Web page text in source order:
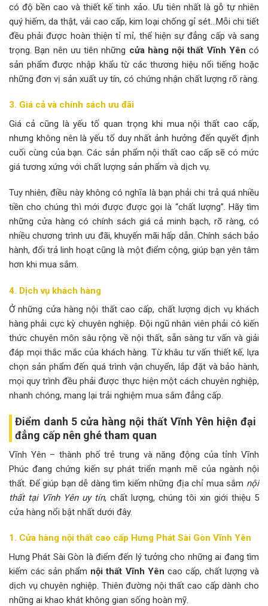
có độ bền cao và thiết kế tinh xảo. Ưu tiên nhất là gỗ tự nhiên
quý hiếm, da thật, vải cao cấp, kim loại chống gỉ sét…Mỗi chi tiết
đều phải được hoàn thiện tỉ mỉ, thể hiện sự đẳng cấp và sang
trọng. Bạn nên ưu tiên những cửa hàng nội thất Vĩnh Yên có
sản phẩm được nhập khẩu từ các thương hiệu nổi tiếng hoặc
những đơn vị sản xuất uy tín, có chứng nhận chất lượng rõ ràng.
3. Giá cả và chính sách ưu đãi
Giá cả cũng là yếu tố quan trọng khi mua nội thất cao cấp,
nhưng không nên là yếu tố duy nhất ảnh hưởng đến quyết định
cuối cùng của bạn. Các sản phẩm nội thất cao cấp sẽ có mức
giá tương xứng với chất lượng sản phẩm và dịch vụ.
Tuy nhiên, điều này không có nghĩa là bạn phải chi trả quá nhiều
tiền cho chúng thì mới được được gọi là “chất lượng”. Hãy tìm
những cửa hàng có chính sách giá cả minh bạch, rõ ràng, có
nhiều chương trình ưu đãi, khuyến mãi hấp dẫn. Chính sách bảo
hành, đổi trả linh hoạt cũng là một điểm cộng, giúp bạn yên tâm
hơn khi mua sắm.
4. Dịch vụ khách hàng
Ở những cửa hàng nội thất cao cấp, chất lượng dịch vụ khách
hàng phải cực kỳ chuyên nghiệp. Đội ngũ nhân viên phải có kiến
thức chuyên môn sâu rộng về nội thất, sẵn sàng tư vấn và giải
đáp mọi thắc mắc của khách hàng. Từ khâu tư vấn thiết kế, lựa
chọn sản phẩm đến quá trình vận chuyển, lắp đặt và bảo hành,
mọi quy trình đều phải được thực hiện một cách chuyên nghiệp,
nhanh chóng, mang lại trải nghiệm mua sắm đẳng cấp.
Điểm danh 5 cửa hàng nội thất Vĩnh Yên hiện đại
đẳng cấp nên ghé tham quan
Vĩnh Yên – thành phố trẻ trung và năng động của tỉnh Vĩnh
Phúc đang chứng kiến sự phát triển mạnh mẽ của ngành nội
thất. Để giúp bạn dễ dàng tìm kiếm những địa chỉ mua sắm nội
thất tại Vĩnh Yên uy tín, chất lượng, chúng tôi xin giới thiệu 5
cửa hàng nổi bật nhất dưới đây.
1. Cửa hàng nội thất cao cấp Hưng Phát Sài Gòn Vĩnh Yên
Hưng Phát Sài Gòn là điểm đến lý tưởng cho những ai đang tìm
kiếm các sản phẩm nội thất Vĩnh Yên cao cấp, chất lượng và
dịch vụ chuyên nghiệp. Thiên đường nội thất cao cấp dành cho
những ai khao khát không gian sống hoàn mỹ.